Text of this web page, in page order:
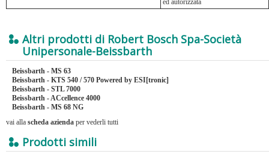
ed autorizzata
Altri prodotti di Robert Bosch Spa-Società
Unipersonale-Beissbarth
Beissbarth - MS 63
Beissbarth - KTS 540 / 570 Powered by ESI[tronic]
Beissbarth - STL 7000
Beissbarth - ACcellence 4000
Beissbarth - MS 68 NG
vai alla scheda azienda per vederli tutti
Prodotti simili